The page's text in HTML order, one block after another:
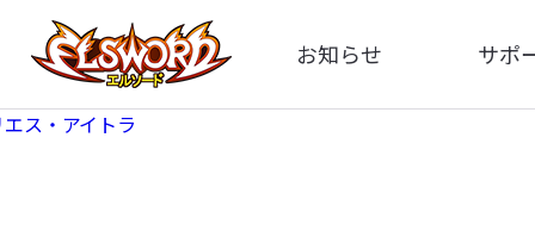
お知らせ
全体
サポ